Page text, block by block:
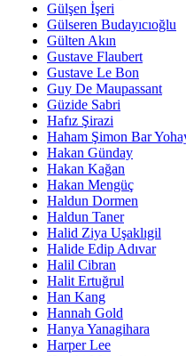
Gülşen İşeri
Gülseren Budayıcıoğlu
Gülten Akın
Gustave Flaubert
Gustave Le Bon
Guy De Maupassant
Güzide Sabri
Hafız Şirazi
Haham Şimon Bar
Hakan Günday
Hakan Kağan
Hakan Mengüç
Haldun Dormen
Haldun Taner
Halid Ziya Uşaklıgil
Halide Edip Adıvar
Halil Cibran
Halit Ertuğrul
Han Kang
Hannah Gold
Hanya Yanagihara
Harper Lee